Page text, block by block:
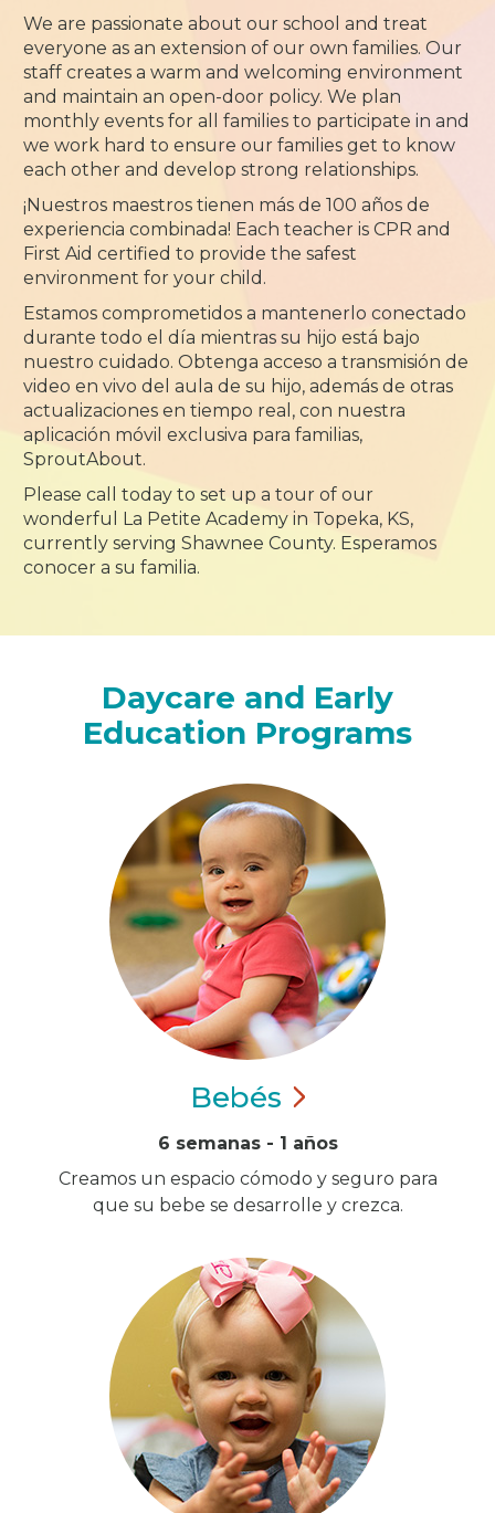
We are passionate about our school and treat
everyone as an extension of our own families. Our
staff creates a warm and welcoming environment
and maintain an open-door policy. We plan
monthly events for all families to participate in and
we work hard to ensure our families get to know
each other and develop strong relationships.
¡Nuestros maestros tienen más de 100 años de
experiencia combinada! Each teacher is CPR and
First Aid certified to provide the safest
environment for your child.
Estamos comprometidos a mantenerlo conectado
durante todo el día mientras su hijo está bajo
nuestro cuidado. Obtenga acceso a transmisión de
video en vivo del aula de su hijo, además de otras
actualizaciones en tiempo real, con nuestra
aplicación móvil exclusiva para familias,
SproutAbout.
Please call today to set up a tour of our
wonderful La Petite Academy in Topeka, KS,
currently serving Shawnee County. Esperamos
conocer a su familia.
Daycare and Early
Education Programs
Bebés
6 semanas - 1 años
Creamos un espacio cómodo y seguro para
que su bebe se desarrolle y crezca.